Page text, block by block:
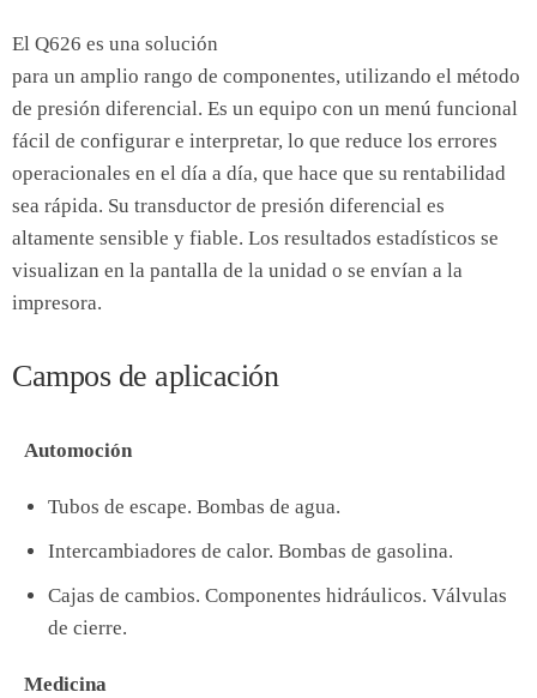
El Q626 es una solución
para un amplio rango de componentes, utilizando el método
de presión diferencial. Es un equipo con un menú funcional
fácil de configurar e interpretar, lo que reduce los errores
operacionales en el día a día, que hace que su rentabilidad
sea rápida. Su transductor de presión diferencial es
altamente sensible y fiable. Los resultados estadísticos se
visualizan en la pantalla de la unidad o se envían a la
impresora.
Campos de aplicación
Automoción
Tubos de escape. Bombas de agua.
Intercambiadores de calor. Bombas de gasolina.
Cajas de cambios. Componentes hidráulicos. Válvulas
de cierre.
Medicina